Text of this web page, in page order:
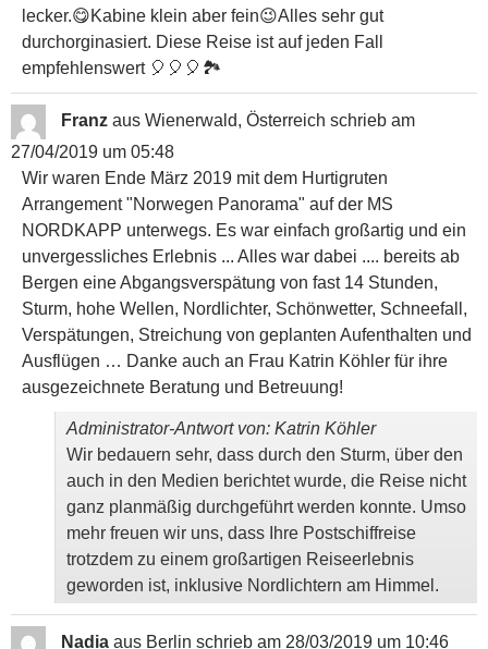
lecker.😋Kabine klein aber fein😉Alles sehr gut
durchorginasiert. Diese Reise ist auf jeden Fall
empfehlenswert 🎈🎈🎈🏞
Franz aus Wienerwald, Österreich schrieb am
27/04/2019 um 05:48
Wir waren Ende März 2019 mit dem Hurtigruten
Arrangement "Norwegen Panorama" auf der MS
NORDKAPP unterwegs. Es war einfach großartig und ein
unvergessliches Erlebnis ... Alles war dabei .... bereits ab
Bergen eine Abgangsverspätung von fast 14 Stunden,
Sturm, hohe Wellen, Nordlichter, Schönwetter, Schneefall,
Verspätungen, Streichung von geplanten Aufenthalten und
Ausflügen … Danke auch an Frau Katrin Köhler für ihre
ausgezeichnete Beratung und Betreuung!
Administrator-Antwort von: Katrin Köhler
Wir bedauern sehr, dass durch den Sturm, über den
auch in den Medien berichtet wurde, die Reise nicht
ganz planmäßig durchgeführt werden konnte. Umso
mehr freuen wir uns, dass Ihre Postschiffreise
trotzdem zu einem großartigen Reiseerlebnis
geworden ist, inklusive Nordlichtern am Himmel.
Nadia aus Berlin schrieb am 28/03/2019 um 10:46